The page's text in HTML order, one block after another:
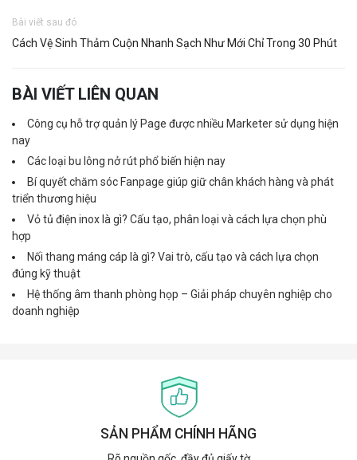
Bài viết sau đó
Cách Vệ Sinh Thảm Cuộn Nhanh Sạch Như Mới Chỉ Trong 30 Phút
BÀI VIẾT LIÊN QUAN
Công cụ hỗ trợ quản lý Page được nhiều Marketer sử dụng hiện
nay
Các loại bu lông nở rút phổ biến hiện nay
Bí quyết chăm sóc Fanpage giúp giữ chân khách hàng và phát
triển thương hiệu
Vỏ tủ điện inox là gì? Cấu tạo, phân loại và cách lựa chọn phù
hợp
Nối thang máng cáp là gì? Vai trò, cấu tạo và cách lựa chọn
đúng kỹ thuật
Hệ thống âm thanh phòng họp – Giải pháp chuyên nghiệp cho
doanh nghiệp
SẢN PHẨM CHÍNH HÃNG